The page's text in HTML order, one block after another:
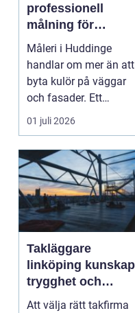
professionell
målning för
hållbara resultat
Måleri i Huddinge
handlar om mer än att
byta kulör på väggar
och fasader. Ett
genomtänkt
måleriarbet...
01 juli 2026
Takläggare
linköping kunskap,
trygghet och
hållbara tak
Att välja rätt takfirma